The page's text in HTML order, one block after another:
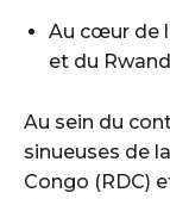
Au cœur de
et du
Au sein du
sinueuses de
Congo (RDC)